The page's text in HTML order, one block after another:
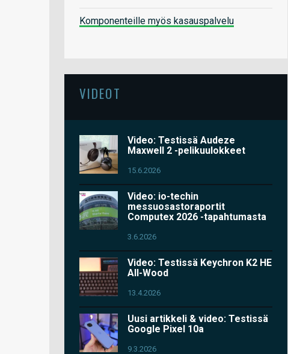
Komponenteille myös kasauspalvelu
VIDEOT
Video: Testissä Audeze
Maxwell 2 -pelikuulokkeet
15.6.2026
Video: io-techin
messuosastoraportit
Computex 2026 -tapahtumasta
3.6.2026
Video: Testissä Keychron K2 HE
All-Wood
13.4.2026
Uusi artikkeli & video: Testissä
Google Pixel 10a
9.3.2026